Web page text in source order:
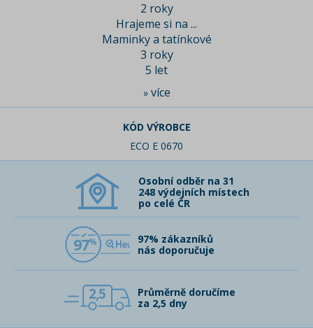
2 roky
Hrajeme si na ...
Maminky a tatínkové
3 roky
5 let
» více
KÓD VÝROBCE
ECO E 0670
Osobní odběr na 31
248 výdejních místech
po celé ČR
97
97% zákazníků
nás doporučuje
2,5
Průměrně doručíme
za 2,5 dny